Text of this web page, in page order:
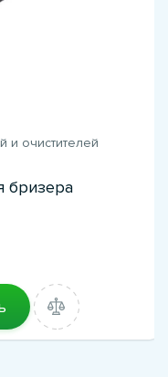
и очистителей
бризера